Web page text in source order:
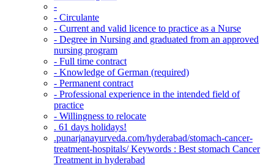
-
- Circulante
- Current and valid licence to practice as a Nurse
- Degree in Nursing and graduated from an approved
nursing program
- Full time contract
- Knowledge of German (required)
- Permanent contract
- Professional experience in the intended field of
practice
- Willingness to relocate
. 61 days holidays!
.punarjanayurveda.com/hyderabad/stomach-cancer-
treatment-hospitals/ Keywords : Best stomach Cancer
Treatment in hyderabad